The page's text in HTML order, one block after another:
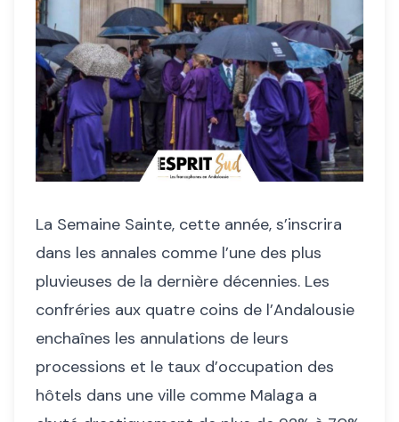
La Semaine Sainte, cette année, s’inscrira
dans les annales comme l’une des plus
pluvieuses de la dernière décennies. Les
confréries aux quatre coins de l’Andalousie
enchaînes les annulations de leurs
processions et le taux d’occupation des
hôtels dans une ville comme Malaga a